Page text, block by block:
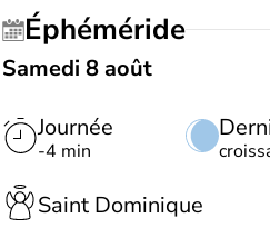
Éphéméride
Samedi 8 août
Journée
-4 min
Saint Dominique